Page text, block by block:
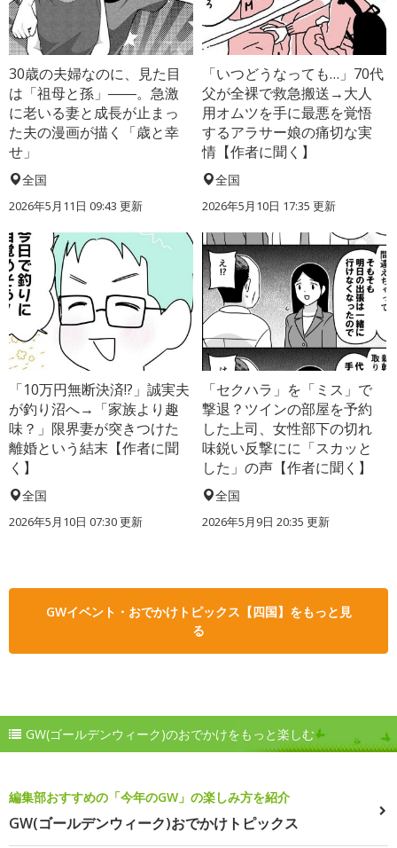
30歳の夫婦なのに、見た目
は「祖母と孫」――。急激
に老いる妻と成長が止まっ
た夫の漫画が描く「歳と幸
せ」
全国
2026年5月11日 09:43 更新
「いつどうなっても…」70代
父が全裸で救急搬送→大人
用オムツを手に最悪を覚悟
するアラサー娘の痛切な実
情【作者に聞く】
全国
2026年5月10日 17:35 更新
「10万円無断決済!?」誠実夫
が釣り沼へ→「家族より趣
味？」限界妻が突きつけた
離婚という結末【作者に聞
く】
全国
2026年5月10日 07:30 更新
「セクハラ」を「ミス」で
撃退？ツインの部屋を予約
した上司、女性部下の切れ
味鋭い反撃にに「スカッと
した」の声【作者に聞く】
全国
2026年5月9日 20:35 更新
GWイベント・おでかけトピックス【四国】をもっと見
る
GW(ゴールデンウィーク)のおでかけをもっと楽しむ
編集部おすすめの「今年のGW」の楽しみ方を紹介
GW(ゴールデンウィーク)おでかけトピックス